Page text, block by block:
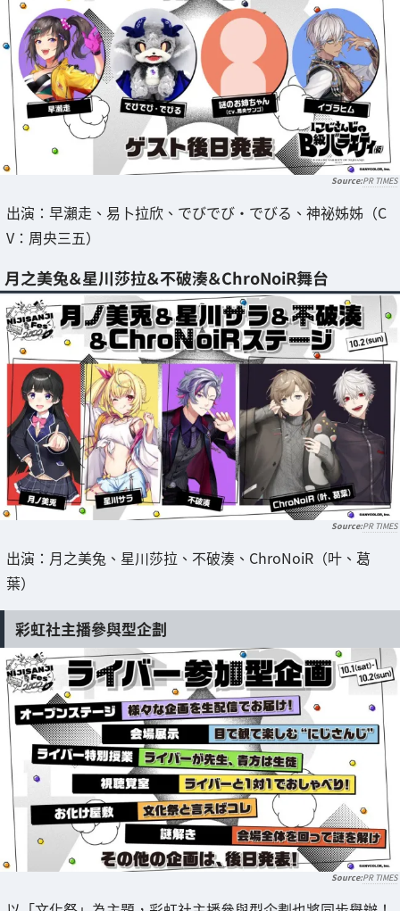
PR TIMES
出演：早瀨走、易卜拉欣、でびでび・でびる、神祕姊姊（C
V：周央三五）
月之美兔＆星川莎拉＆不破湊＆ChroNoiR舞台
PR TIMES
出演：月之美兔、星川莎拉、不破湊、ChroNoiR（叶、葛
葉）
彩虹社主播參與型企劃
PR TIMES